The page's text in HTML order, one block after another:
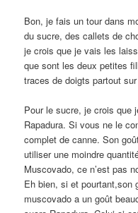
Bon, je fais un tour dans
du sucre, des callets de
je crois que je vais les
que sont les deux petites
traces de doigts partout
Pour le sucre, je crois que
Rapadura. Si vous ne le
complet de canne. Son
utiliser une moindre
Muscovado, ce n’est pas
Eh bien, si et pourtant,son
muscovado a un goût